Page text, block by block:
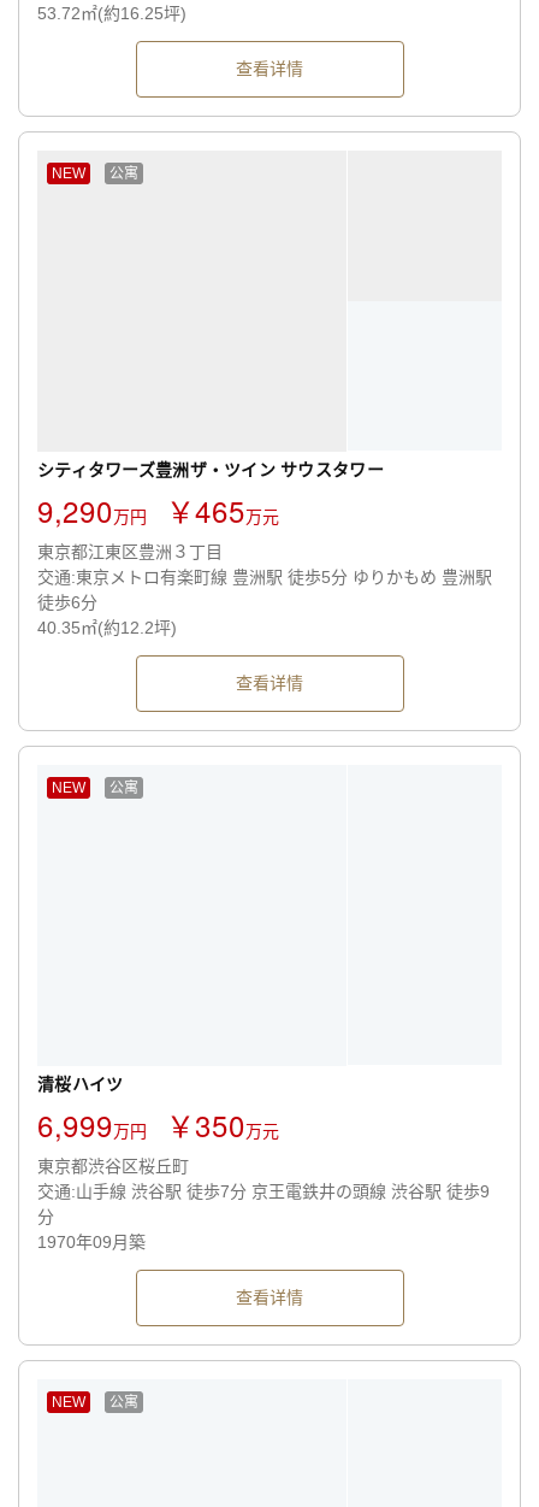
53.72㎡(約16.25坪)
查看详情
NEW 公寓
シティタワーズ豊洲ザ・ツイン サウスタワー
9,290万円 ￥465万元
東京都江東区豊洲３丁目
交通:東京メトロ有楽町線 豊洲駅 徒歩5分 ゆりかもめ 豊洲駅
徒歩6分
40.35㎡(約12.2坪)
查看详情
NEW 公寓
清桜ハイツ
6,999万円 ￥350万元
東京都渋谷区桜丘町
交通:山手線 渋谷駅 徒歩7分 京王電鉄井の頭線 渋谷駅 徒歩9
分
1970年09月築
查看详情
NEW 公寓